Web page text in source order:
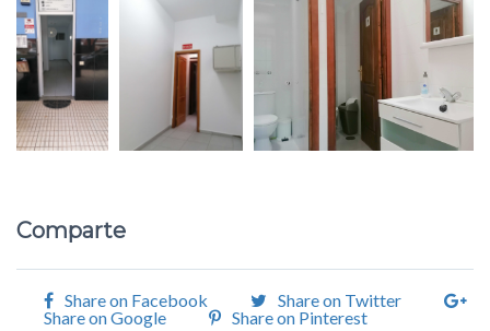
Comparte
Share on Facebook
Share on Twitter
Share on Google
Share on Pinterest